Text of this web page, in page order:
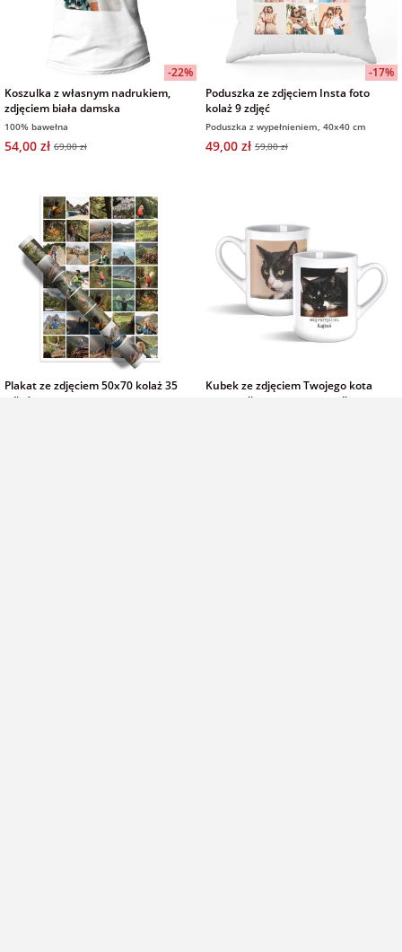
-22%
Koszulka z własnym nadrukiem,
zdjęciem biała damska
100% bawełna
54,00 zł 69,00 zł
-17%
Poduszka ze zdjęciem Insta foto
kolaż 9 zdjęć
Poduszka z wypełnieniem, 40x40 cm
49,00 zł 59,00 zł
Plakat ze zdjęciem 50x70 kolaż 35
zdjęć
Kubek ze zdjęciem Twojego kota
personalizowany prezent dla